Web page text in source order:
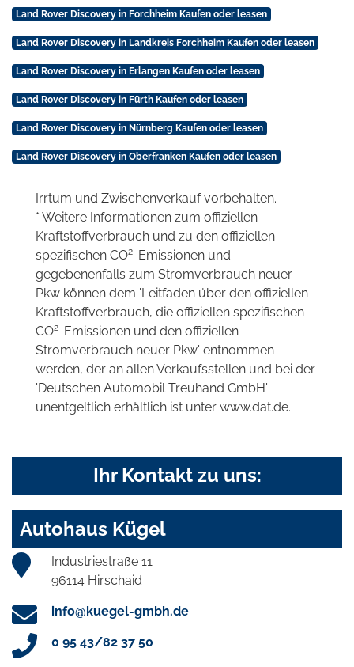
Land Rover Discovery in Forchheim Kaufen oder leasen
Land Rover Discovery in Landkreis Forchheim Kaufen oder leasen
Land Rover Discovery in Erlangen Kaufen oder leasen
Land Rover Discovery in Fürth Kaufen oder leasen
Land Rover Discovery in Nürnberg Kaufen oder leasen
Land Rover Discovery in Oberfranken Kaufen oder leasen
Irrtum und Zwischenverkauf vorbehalten.
* Weitere Informationen zum offiziellen
Kraftstoffverbrauch und zu den offiziellen
spezifischen CO2-Emissionen und
gegebenenfalls zum Stromverbrauch neuer
Pkw können dem 'Leitfaden über den offiziellen
Kraftstoffverbrauch, die offiziellen spezifischen
CO2-Emissionen und den offiziellen
Stromverbrauch neuer Pkw' entnommen
werden, der an allen Verkaufsstellen und bei der
'Deutschen Automobil Treuhand GmbH'
unentgeltlich erhältlich ist unter www.dat.de.
Ihr Kontakt zu uns:
Autohaus Kügel
Industriestraße 11
96114 Hirschaid
info@kuegel-gmbh.de
0 95 43/82 37 50